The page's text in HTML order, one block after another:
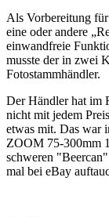
Als Vorbereitung
eine oder andere
einwandfreie
musste der in zwei
Fotostammhändler.
Der Händler hat im
nicht mit jedem
etwas mit. Das
ZOOM 75-300mm
schweren
mal bei eBay